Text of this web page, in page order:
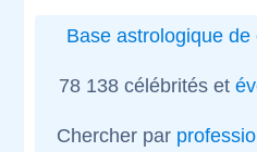
Base astrologique de
78 138 célébrités et
Chercher par